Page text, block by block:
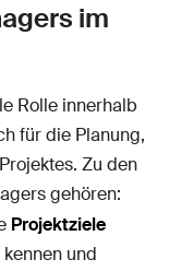
im
Rolle innerhalb
für die Planung,
Zu den
gehören:
Projektziele
und